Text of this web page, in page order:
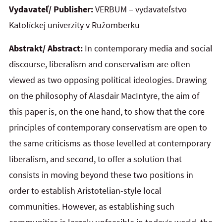
Vydavateľ/ Publisher:VERBUM – vydavateľstvo
Katolíckej univerzity v Ružomberku
Abstrakt/ Abstract: In contemporary media and social
discourse, liberalism and conservatism are often
viewed as two opposing political ideologies. Drawing
on the philosophy of Alasdair MacIntyre, the aim of
this paper is, on the one hand, to show that the core
principles of contemporary conservatism are open to
the same criticisms as those levelled at contemporary
liberalism, and second, to offer a solution that
consists in moving beyond these two positions in
order to establish Aristotelian-style local
communities. However, as establishing such